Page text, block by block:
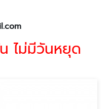
ไม่มีวันหยุด